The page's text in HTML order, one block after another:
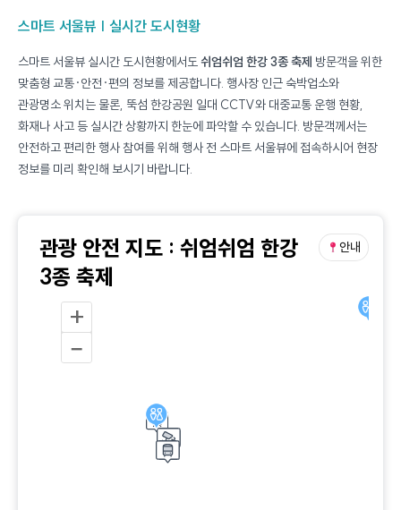
스마트 서울뷰 | 실시간 도시현황
스마트 서울뷰 실시간 도시현황에서도쉬엄쉬엄 한강 3종 축제
맞춤형 교통·안전·편의 정보를 제공합니다. 행사장 인근 숙박업소와
관광명소 위치는 물론, 뚝섬 한강공원 일대 CCTV와 대중교통 운행 현황,
화재나 사고 등 실시간 상황까지 한눈에 파악할 수 있습니다. 방문객께서는
안전하고 편리한 행사 참여를 위해 행사 전 스마트 서울뷰에 접속하시어 현장
정보를 미리 확인해 보시기 바랍니다.
관광 안전 지도 : 쉬엄쉬엄 한강
3종 축제
안내
+
–